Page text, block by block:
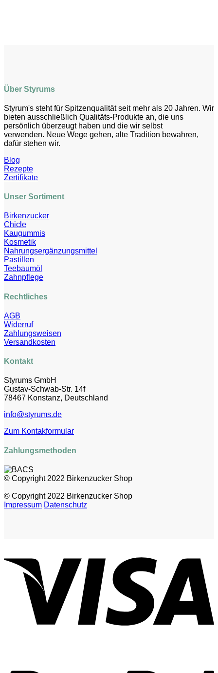
Über Styrums
Styrum's steht für Spitzenqualität seit mehr als 20 Jahren. Wir
bieten ausschließlich Qualitäts-Produkte an, die uns
persönlich überzeugt haben und die wir selbst
verwenden. Neue Wege gehen, alte Tradition bewahren,
dafür stehen wir.
Blog
Rezepte
Zertifikate
Unser Sortiment
Birkenzucker
Chicle
Kaugummis
Kosmetik
Nahrungsergänzungsmittel
Pastillen
Teebaumöl
Zahnpflege
Rechtliches
AGB
Widerruf
Zahlungsweisen
Versandkosten
Kontakt
Styrums GmbH
Gustav-Schwab-Str. 14f
78467 Konstanz, Deutschland
info@styrums.de
Zum Kontakformular
Zahlungsmethoden
© Copyright 2022 Birkenzucker Shop
© Copyright 2022 Birkenzucker Shop
Impressum Datenschutz